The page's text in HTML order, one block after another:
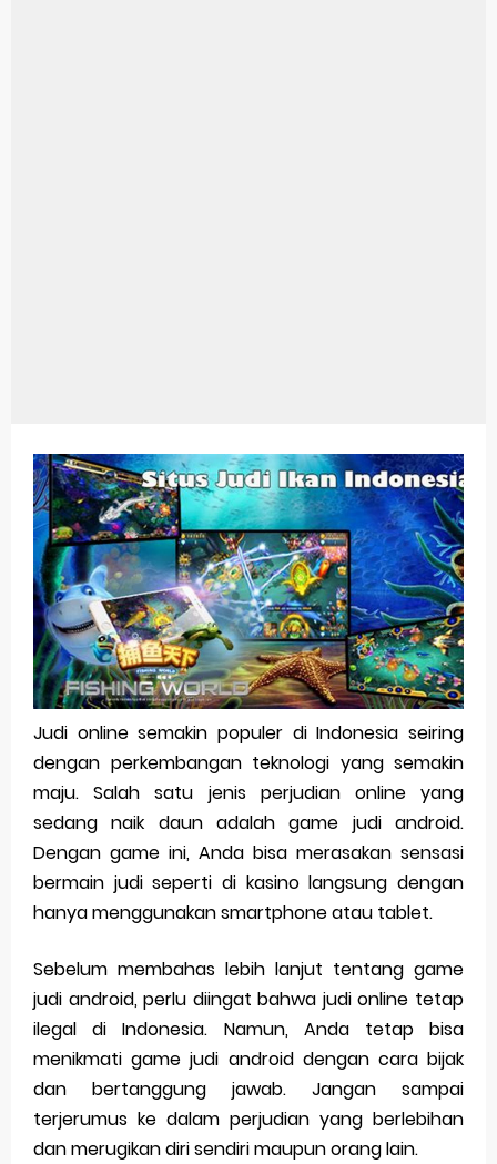
Bitcoin Miner Android: Apa Itu Dan Bagaimana Cara Menggunakannya
Pp Wa Couple Pasangan: Cara Terbaik Untuk Menjaga Hubungan
Cara Mengecek Windows Ori
Simpan Profil Ig Dengan Mudah
Aplikasi Togel Android: Solusi Praktis Untuk Pecinta Togel
Siap Video Call, tapi Download Aplikasinya Dulu, Abangku
Monday, 10 August
Judi online semakin populer di Indonesia seiring
dengan perkembangan teknologi yang semakin
maju. Salah satu jenis perjudian online yang
sedang naik daun adalah game judi android.
Dengan game ini, Anda bisa merasakan sensasi
bermain judi seperti di kasino langsung dengan
hanya menggunakan smartphone atau tablet.
Sebelum membahas lebih lanjut tentang game
judi android, perlu diingat bahwa judi online tetap
ilegal di Indonesia. Namun, Anda tetap bisa
menikmati game judi android dengan cara bijak
dan bertanggung jawab. Jangan sampai
terjerumus ke dalam perjudian yang berlebihan
dan merugikan diri sendiri maupun orang lain.